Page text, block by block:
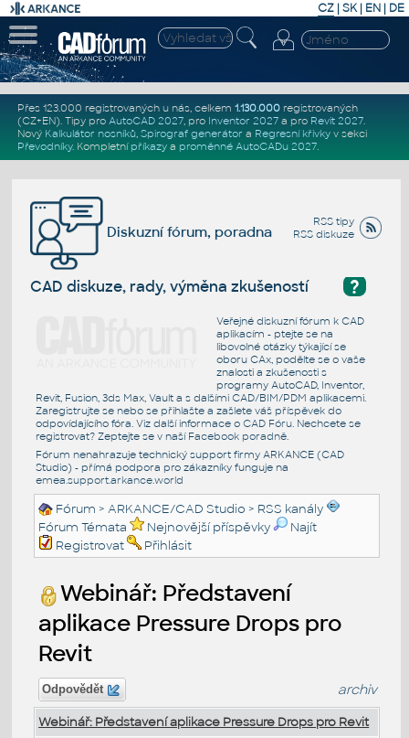
CZ | SK| EN | DE
Přes 123.000 registrovaných u nás, celkem 1.130.000registrovaných
(CZ+EN). Tipy pro AutoCAD 2027, pro Inventor 2027a pro Revit 2027.
Nový Kalkulátor nosníků, Spirograf generátor a Regresní křivkyv sekci
Převodníky. Kompletní příkazya proměnné AutoCADu 2027.
RSS tipy
RSS diskuze
Diskuzní fórum, poradna
?
CAD diskuze, rady, výměna zkušeností
Veřejné diskuzní fórum k CAD
aplikacím - ptejte se na
libovolné otázky týkající se
oboru CAx, podělte se o vaše
znalosti a zkušenosti s
programy AutoCAD, Inventor,
Revit, Fusion, 3ds Max, Vault a s dalšími CAD/BIM/PDM aplikacemi.
Zaregistrujte se nebo se přihlašte a zašlete váš příspěvek do
odpovídajícího fóra. Viz další informace o CAD Fóru. Nechcete se
registrovat? Zeptejte se v naší Facebook poradně.
Fórum nenahrazuje technický support firmy ARKANCE (CAD
Studio) - přímá podpora pro zákazníky funguje na
emea.support.arkance.world
Fórum >ARKANCE/CAD Studio > RSS kanály
Fórum Témata
Nejnovější příspěvky
Najít
Registrovat
Přihlásit
Webinář: Představení
aplikace Pressure Drops pro
Revit
Odpovědět archiv
Webinář: Představení aplikace Pressure Drops pro Revit